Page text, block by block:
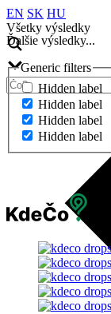
EN SK HU
Všetky výsledky
Ďalšie výsledky...
Generic filters
Hidden label
Hidden label
Hidden label
Hidden label
Ďalšie výsledky...